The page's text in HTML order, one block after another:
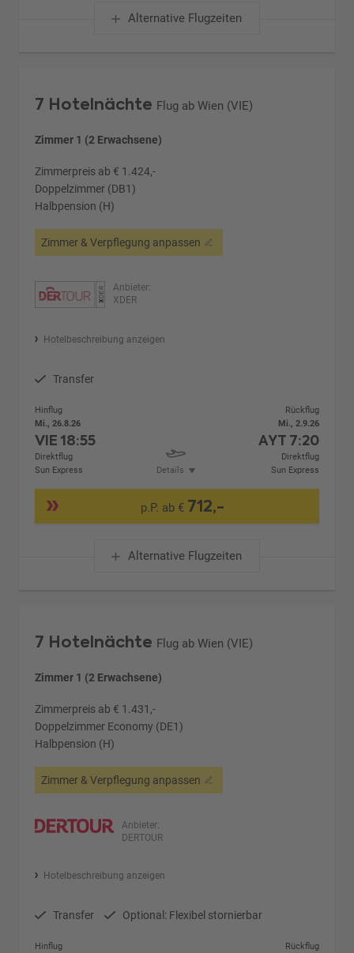
Alternative Flugzeiten
7 Hotelnächte Flug ab Wien (VIE)
Zimmer 1 (2 Erwachsene)
Zimmerpreis ab € 1.424,-
Doppelzimmer (DB1)
Halbpension (H)
Zimmer & Verpflegung anpassen
Anbieter:
XDER
Hotelbeschreibung anzeigen
Transfer
Hinflug
Mi., 26.8.26
VIE18:55
Direktflug
Sun Express
Details
Rückflug
Mi., 2.9.26
AYT 7:20
Direktflug
Sun Express
p.P. ab € 712,-
Alternative Flugzeiten
7 Hotelnächte Flug ab Wien (VIE)
Zimmer 1 (2 Erwachsene)
Zimmerpreis ab € 1.431,-
Doppelzimmer Economy (DE1)
Halbpension (H)
Zimmer & Verpflegung anpassen
Anbieter:
DERTOUR
Hotelbeschreibung anzeigen
Transfer Optional: Flexibel stornierbar
Hinflug
Rückflug